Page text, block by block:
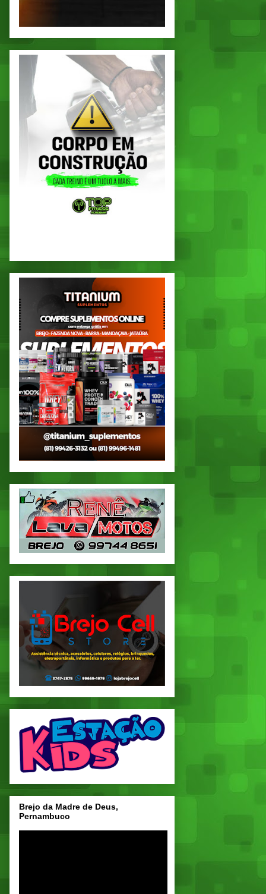
Brejo da Madre de Deus,
Pernambuco